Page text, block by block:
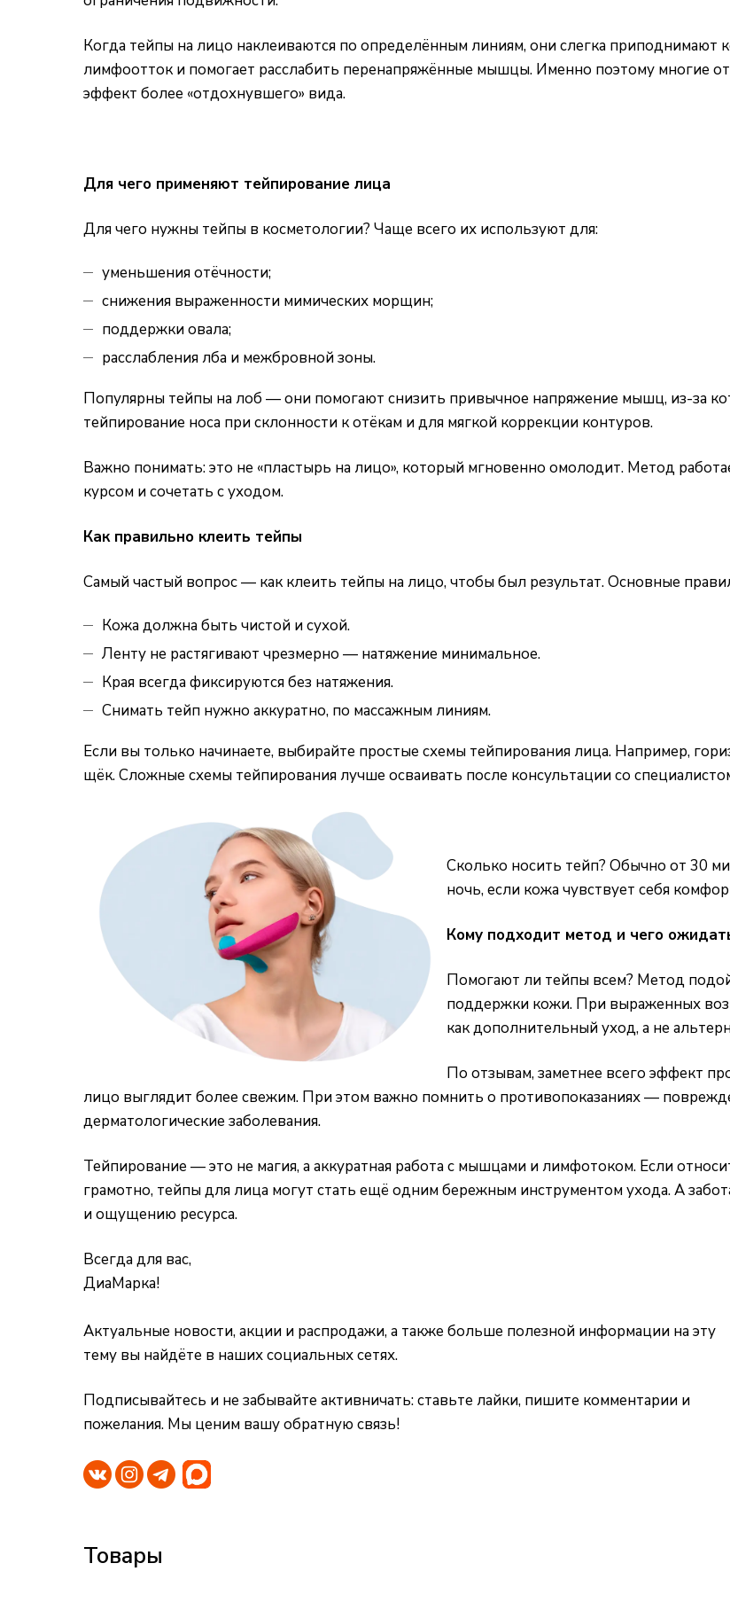
Когда тейпы на лицо наклеиваются по определённым линиям, они слегка приподнимают
лимфоотток и помогает расслабить перенапряжённые мышцы. Именно поэтому многие
эффект более «отдохнувшего» вида.
Для чего применяют тейпирование лица
Для чего нужны тейпы в косметологии? Чаще всего их используют для:
уменьшения отёчности;
снижения выраженности мимических морщин;
поддержки овала;
расслабления лба и межбровной зоны.
Популярны тейпы на лоб — они помогают снизить привычное напряжение мышц, из-за
тейпирование носа при склонности к отёкам и для мягкой коррекции контуров.
Важно понимать: это не «пластырь на лицо», который мгновенно омолодит. Метод
курсом и сочетать с уходом.
Как правильно клеить тейпы
Самый частый вопрос — как клеить тейпы на лицо, чтобы был результат. Основные
Кожа должна быть чистой и сухой.
Ленту не растягивают чрезмерно — натяжение минимальное.
Края всегда фиксируются без натяжения.
Снимать тейп нужно аккуратно, по массажным линиям.
Если вы только начинаете, выбирайте простые схемы тейпирования лица. Например,
щёк. Сложные схемы тейпирования лучше осваивать после консультации со
Сколько носить тейп? Обычно от 30
ночь, если кожа чувствует себя
Кому подходит метод и чего
Помогают ли тейпы всем? Метод
поддержки кожи. При выраженных
как дополнительный уход, а не
По отзывам, заметнее всего эффект
лицо выглядит более свежим. При этом важно помнить о противопоказаниях —
дерматологические заболевания.
Тейпирование — это не магия, а аккуратная работа с мышцами и лимфотоком. Если
грамотно, тейпы для лица могут стать ещё одним бережным инструментом ухода. А
и ощущению ресурса.
Всегда для вас,
ДиаМарка!
Актуальные новости, акции и распродажи, а также больше полезной информации на эту
тему вы найдёте в наших социальных сетях.
Подписывайтесь и не забывайте активничать: ставьте лайки, пишите комментарии и
пожелания. Мы ценим вашу обратную связь!
Товары